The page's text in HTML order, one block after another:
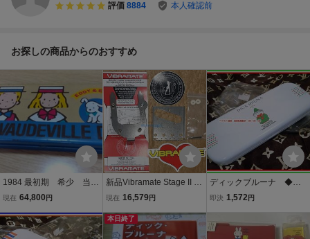
評価 8884 本人確認前
お探しの商品からのおすすめ
1984 最初期 希少 当時
物 ザボードビルデュ
ース 昭和レトロ
現在 64,800 円
新品Vibramate Stage II V
5-TEV-2-F F-LOGO Kit Sil
B5 Fロゴ 用 ビブラメイト
Fender Telecasterテレキ
現在 16,579円
ディックブルーナ ◆ D
ICK BRUNA レア 廃
製 未使用 検索
即決 1,572 円
本日終了